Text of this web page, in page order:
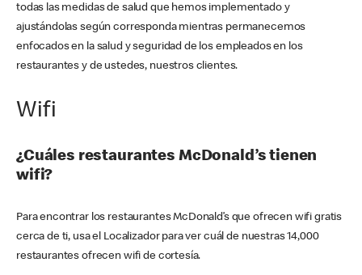
todas las medidas de salud que hemos implementado y
ajustándolas según corresponda mientras permanecemos
enfocados en la salud y seguridad de los empleados en los
restaurantes y de ustedes, nuestros clientes.
Wifi
¿Cuáles restaurantes McDonald’s tienen
wifi?
Para encontrar los restaurantes McDonald’s que ofrecen wifi gratis
cerca de ti, usa el Localizador para ver cuál de nuestras 14,000
restaurantes ofrecen wifi de cortesía.